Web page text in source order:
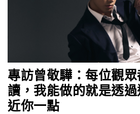
專訪曾敬驊：每位觀
讀，我能做的就是透
近你一點